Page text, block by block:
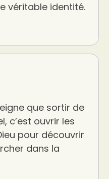
véritable identité.
que sortir de
c’est ouvrir les
pour découvrir
dans la